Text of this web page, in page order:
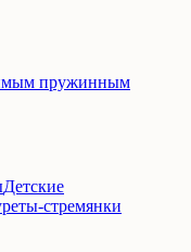
пружинным
Детские
стремянки